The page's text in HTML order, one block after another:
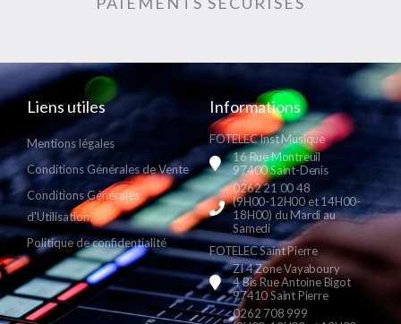
Liens utiles
Mentions légales
Conditions Générales de Vente
Conditions Générales
d'Utilisation
Politique de confidentialité
Informations
FOTELEC Inst Musique
16 Rue Montreuil
97400 Saint-Denis
0262 21 00 48
(9H00-12H00 et 14H00-
18H00) du Mardi au
Samedi
FOTELEC Saint Pierre
ZI 4 Zone Vayaboury
4 Bis Rue Antoine Bigot
97410 Saint Pierre
0262 708 999